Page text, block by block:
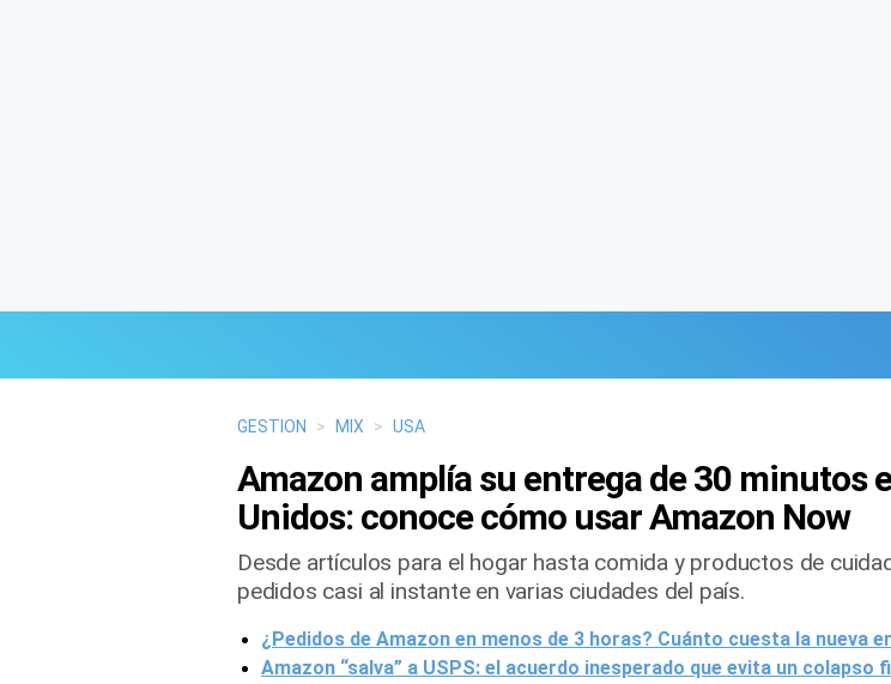
GESTION > MIX > USA
Amazon amplía su entrega de 30 minutos
Unidos: conoce cómo usar Amazon Now
Desde artículos para el hogar hasta comida y productos de
pedidos casi al instante en varias ciudades del país.
¿Pedidos de Amazon en menos de 3 horas? Cuánto cuesta la nueva
Amazon “salva” a USPS: el acuerdo inesperado que evita un